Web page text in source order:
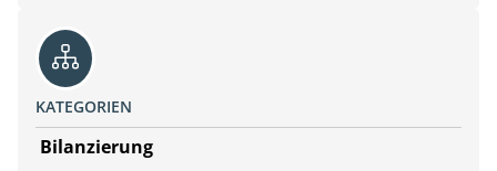
KATEGORIEN
Bilanzierung